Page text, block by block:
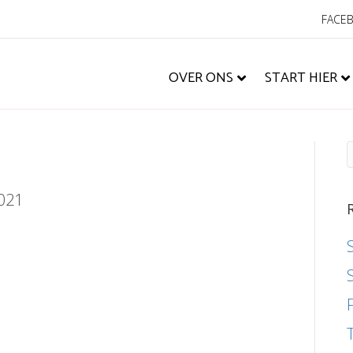
OVER ONS START HIER